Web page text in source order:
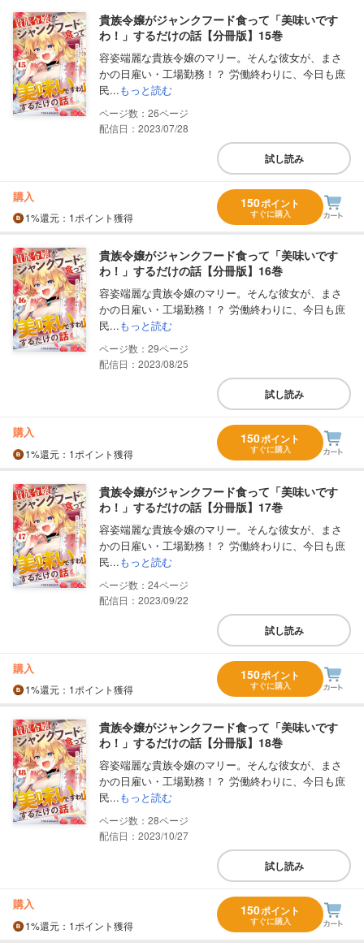
貴族令嬢がジャンクフード食って「美味いです
わ！」するだけの話【分冊版】15巻
容姿端麗な貴族令嬢のマリー。そんな彼女が、まさ
かの日雇い・工場勤務！？ 労働終わりに、今日も庶
民...もっと読む
26
配信日：2023/07/28
試し読み
購入
1%還元 ：1ポイント獲得
150ポイント
すぐに購入
貴族令嬢がジャンクフード食って「美味いです
わ！」するだけの話【分冊版】16巻
容姿端麗な貴族令嬢のマリー。そんな彼女が、まさ
かの日雇い・工場勤務！？ 労働終わりに、今日も庶
民...もっと読む
29
配信日：2023/08/25
試し読み
購入
1%還元 ：1ポイント獲得
150ポイント
すぐに購入
貴族令嬢がジャンクフード食って「美味いです
わ！」するだけの話【分冊版】17巻
容姿端麗な貴族令嬢のマリー。そんな彼女が、まさ
かの日雇い・工場勤務！？ 労働終わりに、今日も庶
民...もっと読む
24
配信日：2023/09/22
試し読み
購入
1%還元 ：1ポイント獲得
150ポイント
すぐに購入
貴族令嬢がジャンクフード食って「美味いです
わ！」するだけの話【分冊版】18巻
容姿端麗な貴族令嬢のマリー。そんな彼女が、まさ
かの日雇い・工場勤務！？ 労働終わりに、今日も庶
民...もっと読む
28
配信日：2023/10/27
試し読み
購入
1%還元 ：1ポイント獲得
150ポイント
すぐに購入